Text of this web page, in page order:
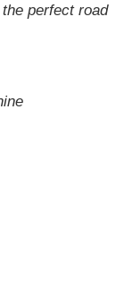
perfect road